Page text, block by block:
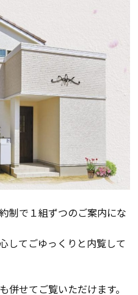
み-
制で１組ずつのご案内にな
してごゆっくりと内覧して
併せてご覧いただけます。